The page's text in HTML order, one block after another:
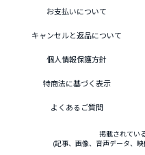
お支払いについて
キャンセルと返品について
個人情報保護方針
特商法に基づく表示
よくあるご質問
掲載されてい
(記事、画像、音声データ、